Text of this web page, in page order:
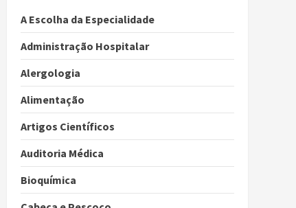
A Escolha da Especialidade
Administração Hospitalar
Alergologia
Alimentação
Artigos Científicos
Auditoria Médica
Bioquímica